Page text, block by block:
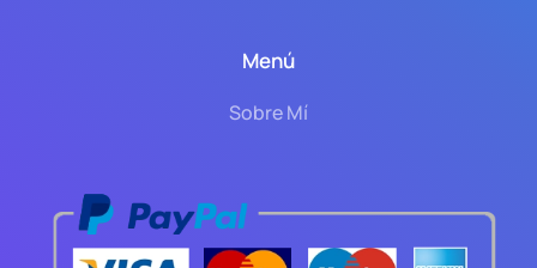
Menú
Sobre Mí